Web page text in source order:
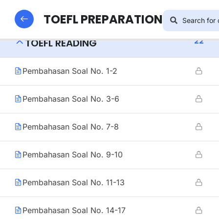
TOEFL STRUCTURE 16
TOEFL READING 22
Pembahasan Soal No. 1-2
Pembahasan Soal No. 3-6
Pembahasan Soal No. 7-8
Pembahasan Soal No. 9-10
Pembahasan Soal No. 11-13
Pembahasan Soal No. 14-17
TOEFL PREPARATION